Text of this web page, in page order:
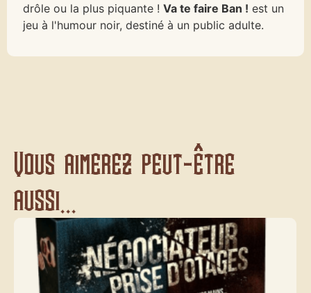
drôle ou la plus piquante !Va te faire Ban ! est un
jeu à l'humour noir, destiné à un public adulte.
Vous aimerez peut-être
aussi...